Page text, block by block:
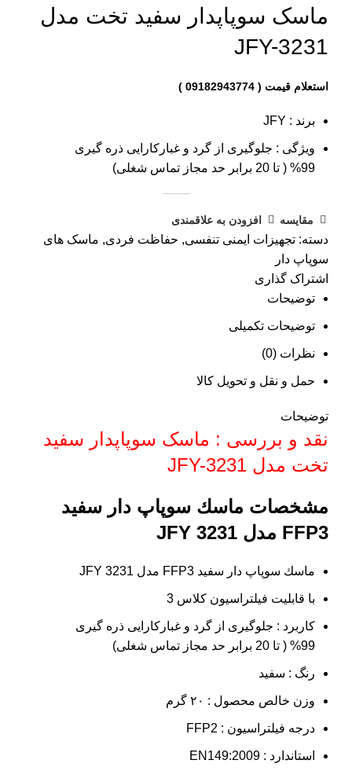
ماسک سوپاپدار سفید تخت مدل
JFY-3231
برند : JFY
ویژگی : جلوگیری از گرد و غبارکارايی ذره گيری
99% ( تا 20 برابر حد مجاز تماس شغلی)
مقایسه افزودن به علاقمندی
دسته: تجهیزات ایمنی تنفسی, حفاظت فردی, ماسک های
سوپاپ دار
اشتراک گذاری
توضیحات
توضیحات تکمیلی
نظرات (0)
حمل و نقل و تحویل کالا
توضیحات
نقد و بررسی : ماسک سوپاپدار سفید
تخت مدل JFY-3231
مشخصات ماسك سوپاپ دار سفيد
FFP3 مدل JFY 3231
ماسك سوپاپ دار سفيد FFP3 مدل JFY 3231
با قابليت فيلتراسيون كلاس 3
کاربرد : جلوگیری از گرد و غبارکارايی ذره گيری
99% ( تا 20 برابر حد مجاز تماس شغلی)
رنگ : سفید
وزن خالص محصول : ۲۰ گرم
درجه فیلتراسیون : FFP2
استاندارد : EN149:2009